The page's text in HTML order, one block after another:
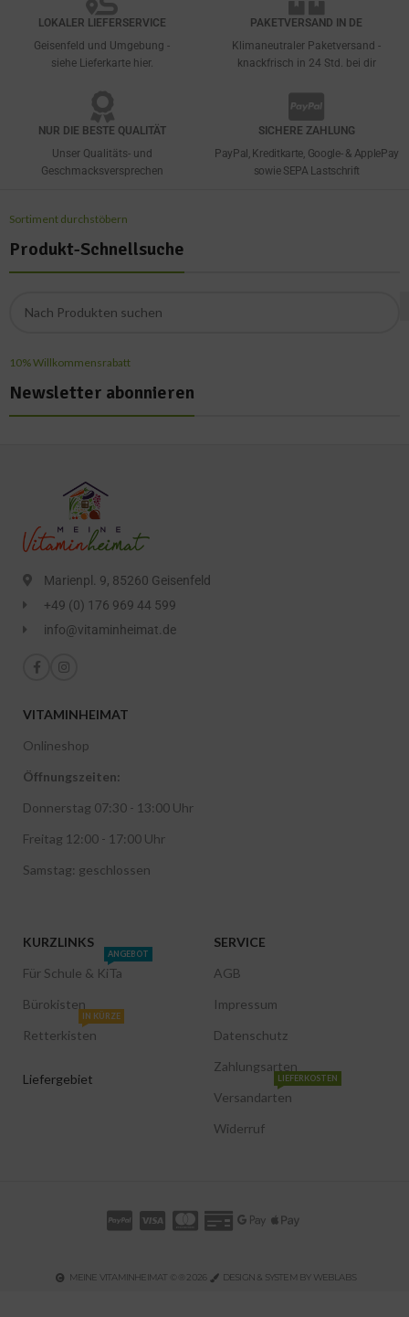
LOKALER LIEFERSERVICE
Geisenfeld und Umgebung -
siehe Lieferkarte hier.
PAKETVERSAND IN DE
Klimaneutraler Paketversand -
knackfrisch in 24 Std. bei dir
NUR DIE BESTE QUALITÄT
Unser Qualitäts- und
Geschmacksversprechen
SICHERE ZAHLUNG
PayPal, Kreditkarte, Google- & ApplePay
sowie SEPA Lastschrift
Sortiment durchstöbern
Produkt-Schnellsuche
10% Willkommensrabatt
Newsletter abonnieren
Marienpl. 9, 85260 Geisenfeld
+49 (0) 176 969 44 599
info@vitaminheimat.de
VITAMINHEIMAT
Onlineshop
Öffnungszeiten:
Donnerstag 07:30 - 13:00 Uhr
Freitag 12:00 - 17:00 Uhr
Samstag: geschlossen
KURZLINKS
Für Schule & KiTa
ANGEBOT
Bürokisten
Retterkisten
IN KÜRZE
Liefergebiet
SERVICE
AGB
Impressum
Datenschutz
Zahlungsarten
Versandarten
LIEFERKOSTEN
Widerruf
MEINE VITAMINHEIMAT © ® 2026 DESIGN & SYSTEM BY WEBLABS